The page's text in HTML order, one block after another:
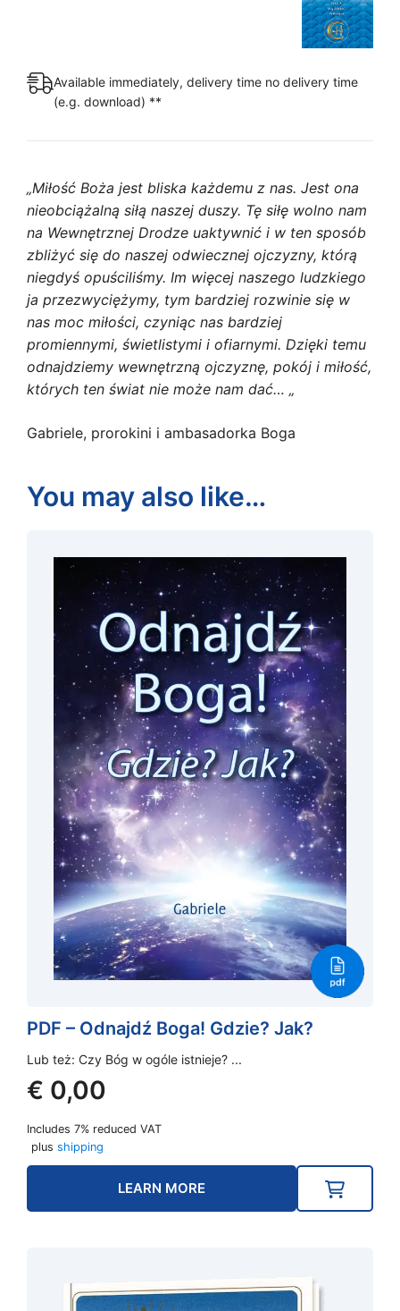
Available immediately, delivery time no delivery time
(e.g. download) **
„Miłość Boża jest bliska każdemu z nas. Jest ona
nieobciążalną siłą naszej duszy. Tę siłę wolno nam
na Wewnętrznej Drodze uaktywnić i w ten sposób
zbliżyć się do naszej odwiecznej ojczy­zny, którą
niegdyś opuściliśmy. Im więcej naszego ludzkiego
ja przezwycięży­my, tym bardziej rozwinie się w
nas moc mi­łości, czyniąc nas bardziej
promiennymi, świe­tlistymi i ofiarnymi. Dzięki temu
odnajdziemy wewnętrzną ojczyznę, pokój i miłość,
których ten świat nie może nam dać… „
Gabriele, prorokini i ambasadorka Boga
You may also like…
PDF – Odnajdź Boga! Gdzie? Jak?
Lub też: Czy Bóg w ogóle istnieje? ...
€ 0,00
Includes 7% reduced VAT
plus shipping
LEARN MORE